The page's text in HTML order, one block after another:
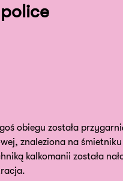
obiegu została
znaleziona na
kalkomanii została